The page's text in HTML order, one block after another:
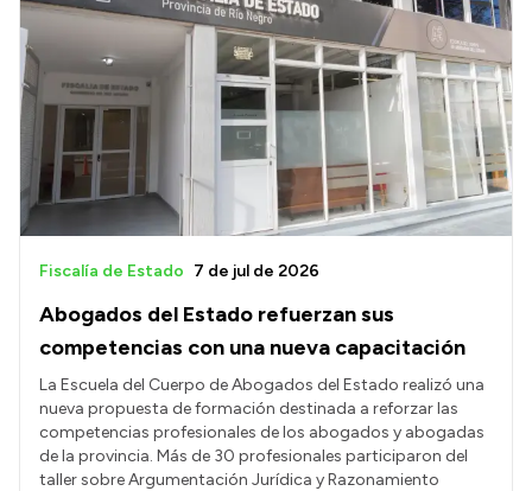
Abogados del Estado refuerzan sus
competencias con una nueva capacitación
Fiscalía de Estado 7 de jul de 2026
La Escuela del Cuerpo de Abogados del Estado realizó una
nueva propuesta de formación destinada a reforzar las
competencias profesionales de los abogados y abogadas
de la provincia. Más de 30 profesionales participaron del
taller sobre Argumentación Jurídica y Razonamiento